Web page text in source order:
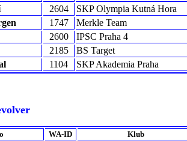
2604 SKP Olympia Kutná Hora
1747 Merkle Team
2600 IPSC Praha 4
2185 BS Target
1104 SKP Akademia Praha
WA-ID
Klub